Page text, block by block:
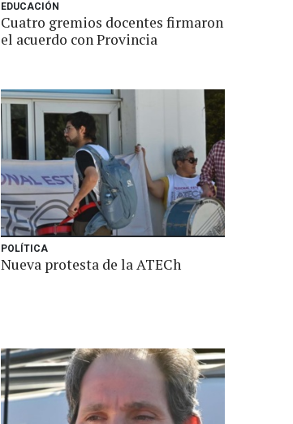
EDUCACIÓN
Cuatro gremios docentes firmaron
el acuerdo con Provincia
POLÍTICA
Nueva protesta de la ATECh